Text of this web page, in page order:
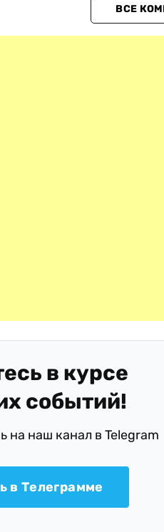
ВСЕ
в курсе
событий!
на наш канал в Telegram
в Телеграмме